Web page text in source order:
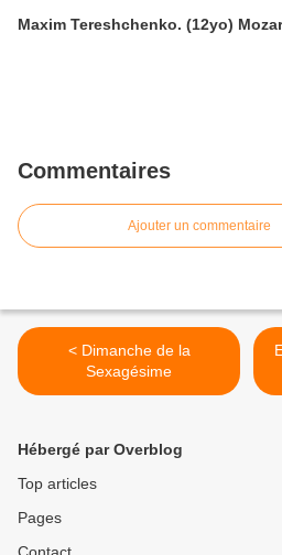
Maxim Tereshchenko. (12yo)
Commentaires
Ajouter un commentaire
< Dimanche de la
Sexagésime
Hébergé par Overblog
Top articles
Pages